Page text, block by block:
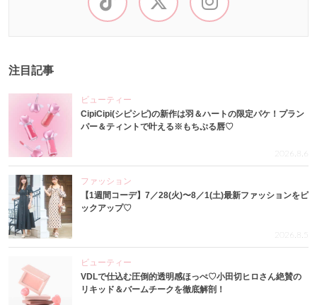
注目記事
ビューティー
CipiCipi(シピシピ)の新作は羽＆ハートの限定パケ！プラン
パー＆ティントで叶える※もちぷる唇♡
2026.8.6
ファッション
【1週間コーデ】7／28(火)〜8／1(土)最新ファッションをピ
ックアップ♡
2026.8.5
ビューティー
VDLで仕込む圧倒的透明感ほっぺ♡小田切ヒロさん絶賛の
リキッド＆バームチークを徹底解剖！